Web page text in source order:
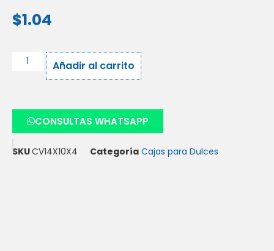
$1.04
Añadir al carrito
CONSULTAS WHATSAPP
SKUCV14X10X4 Categoría Cajas para Dulces